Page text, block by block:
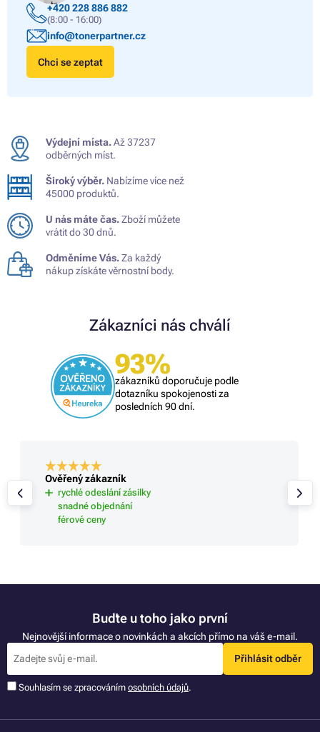
+420 228 886 882
(8:00 - 16:00)
info@tonerpartner.cz
Chci se zeptat
Výdejní místa.Až 37237
odběrných míst.
Široký výběr. Nabízíme více než
45000 produktů.
U nás máte čas.Zboží můžete
vrátit do 30 dnů.
Odměníme Vás.Za každý
nákup získáte věrnostní body.
Zákazníci nás chválí
93%
zákazníků doporučuje podle
dotazníku spokojenosti za
posledních 90 dní.
Ověřený zákazník
rychlé odeslání zásilky
snadné objednání
férové ceny
Buďte u toho jako první
Nejnovější informace o novinkách a akcích přímo na váš e-mail.
Přihlásit odběr
Souhlasím se zpracováním osobních údajů.